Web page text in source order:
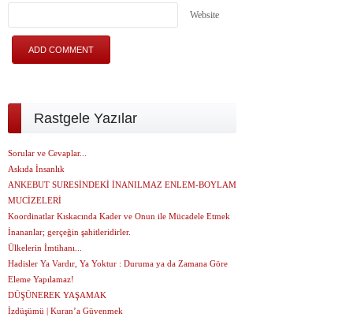
Website
Rastgele Yazılar
Sorular ve Cevaplar...
Askıda İnsanlık
ANKEBUT SURESİNDEKİ İNANILMAZ ENLEM-BOYLAM
MUCİZELERİ
Koordinatlar Kıskacında Kader ve Onun ile Mücadele Etmek
İnananlar; gerçeğin şahitleridirler.
Ülkelerin İmtihanı...
Hadisler Ya Vardır, Ya Yoktur : Duruma ya da Zamana Göre
Eleme Yapılamaz!
DÜŞÜNEREK YAŞAMAK
İzdüşümü | Kuran’a Güvenmek